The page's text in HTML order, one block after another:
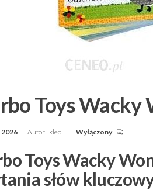
Toys Wacky
2026 Autor kleo Wyłączony
Toys Wacky
słów